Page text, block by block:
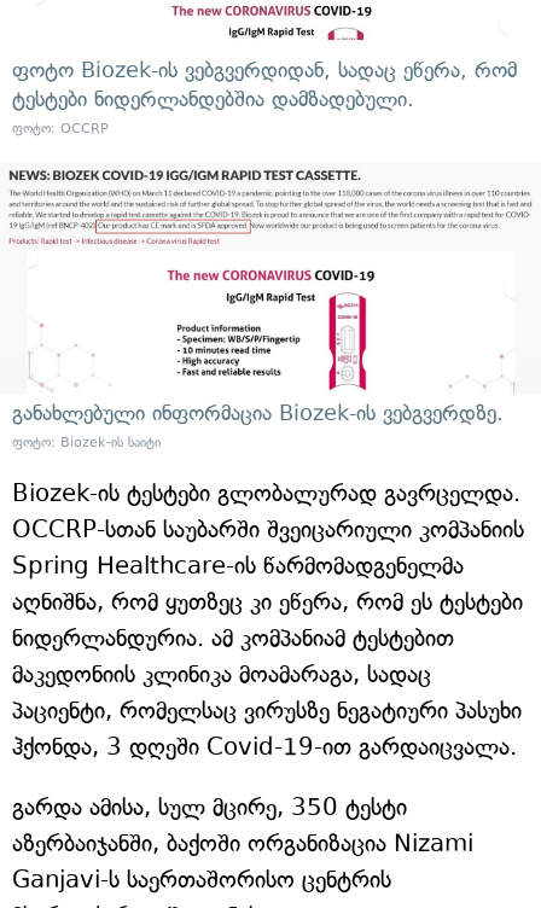
ფოტო Biozek-ის ვებგვერდიდან, სადაც ეწერა, რომ
ტესტები ნიდერლანდებშია დამზადებული.
ფოტო: OCCRP
განახლებული ინფორმაცია Biozek-ის ვებგვერდზე.
ფოტო: Biozek-ის საიტი
Biozek-ის ტესტები გლობალურად გავრცელდა.
OCCRP-სთან საუბარში შვეიცარიული კომპანიის
Spring Healthcare-ის წარმომადგენელმა
აღნიშნა, რომ ყუთზეც კი ეწერა, რომ ეს ტესტები
ნიდერლანდურია. ამ კომპანიამ ტესტებით
მაკედონიის კლინიკა მოამარაგა, სადაც
პაციენტი, რომელსაც ვირუსზე ნეგატიური პასუხი
ჰქონდა, 3 დღეში Covid-19-ით გარდაიცვალა.
გარდა ამისა, სულ მცირე, 350 ტესტი
აზერბაიჯანში, ბაქოში ორგანიზაცია Nizami
Ganjavi-ს საერთაშორისო ცენტრის